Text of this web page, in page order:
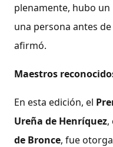
plenamente, hubo un
una persona antes
afirmó.
Maestros
En esta edición, el
Ureña de Henríquez,
de Bronce, fue